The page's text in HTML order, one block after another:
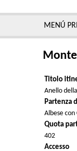
MENÚ
Titolo
Anello
Partenza
Albese con
Quota
402
Accesso